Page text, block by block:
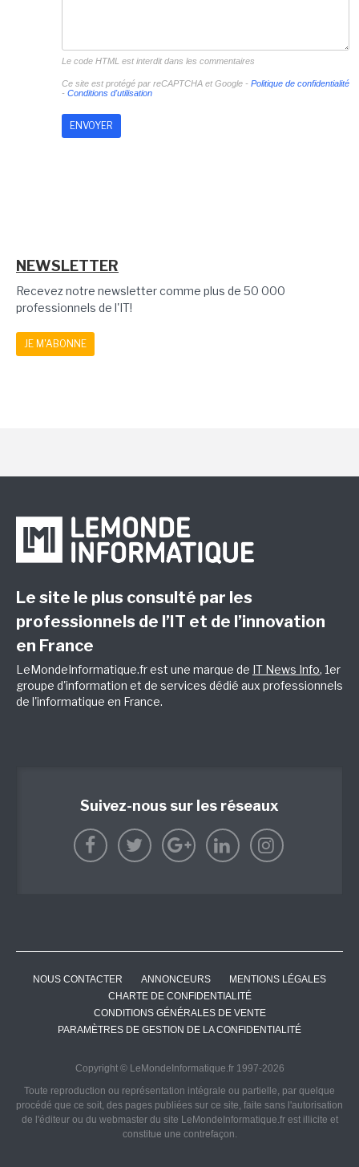
Le code HTML est interdit dans les commentaires
Ce site est protégé par reCAPTCHA et Google - Politique de confidentialité
- Conditions d'utilisation
NEWSLETTER
Recevez notre newsletter comme plus de 50 000
professionnels de l'IT!
JE M'ABONNE
Le site le plus consulté par les
professionnels de l’IT et de l’innovation
en France
LeMondeInformatique.fr est une marque de IT News Info, 1er
groupe d'information et de services dédié aux professionnels
de l'informatique en France.
Suivez-nous sur les réseaux
NOUS CONTACTER ANNONCEURS
MENTIONS LÉGALES
CHARTE DE CONFIDENTIALITÉ
CONDITIONS GÉNÉRALES DE VENTE
PARAMÈTRES DE GESTION DE LA CONFIDENTIALITÉ
Copyright © LeMondeInformatique.fr 1997-2026
Toute reproduction ou représentation intégrale ou partielle, par quelque
procédé que ce soit, des pages publiées sur ce site, faite sans l'autorisation
de l'éditeur ou du webmaster du site LeMondeInformatique.fr est illicite et
constitue une contrefaçon.